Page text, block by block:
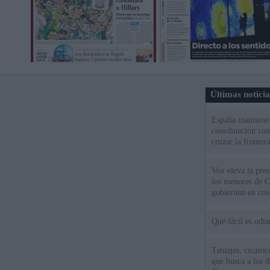
Últimas
España
coordinación
cruzar la
Vox eleva la
los menores de
gobiernan en
Qué fácil es
Tatuajes,
que busca a los